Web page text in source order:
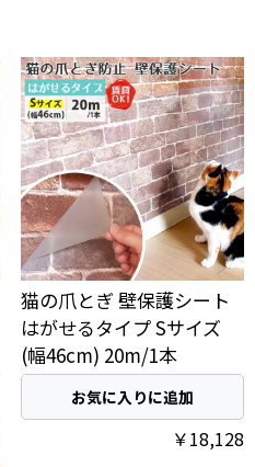
猫の爪とぎ 壁保護シート
はがせるタイプ Sサイズ
(幅46cm) 20m/1本
お気に入りに追加
￥18,128